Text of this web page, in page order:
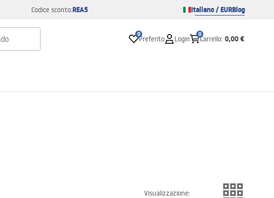
Codice sconto:REA5 Italiano / EURBlog
0
Preferito Login
0
Carrello: 0,00 €
Visualizzazione: